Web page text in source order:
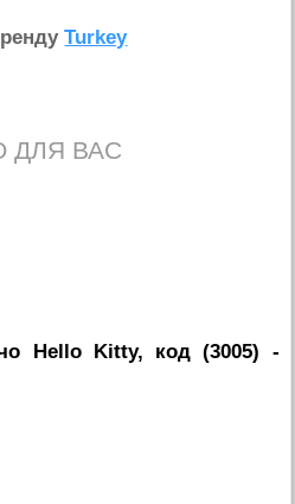
Turkey
ДЛЯ ВАС
Hello Kitty, код (3005) -